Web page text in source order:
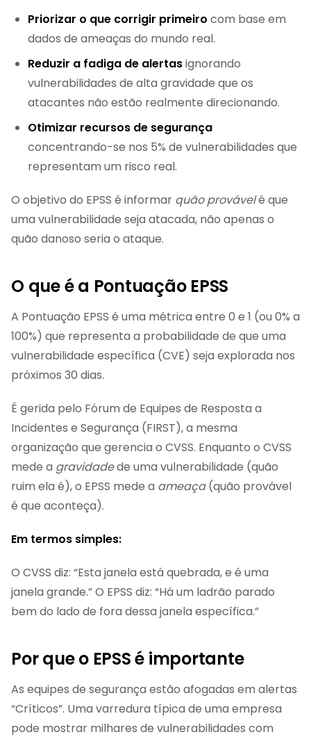
Priorizar o que corrigir primeiro com base em
dados de ameaças do mundo real.
Reduzir a fadiga de alertasignorando
vulnerabilidades de alta gravidade que os
atacantes não estão realmente direcionando.
Otimizar recursos de segurança
concentrando-se nos 5% de vulnerabilidades que
representam um risco real.
O objetivo do EPSS é informar quão provávelé que
uma vulnerabilidade seja atacada, não apenas o
quão danoso seria o ataque.
O que é a Pontuação EPSS
A Pontuação EPSS é uma métrica entre 0 e 1 (ou 0% a
100%) que representa a probabilidade de que uma
vulnerabilidade específica (CVE) seja explorada nos
próximos 30 dias.
É gerida pelo Fórum de Equipes de Resposta a
Incidentes e Segurança (FIRST), a mesma
organização que gerencia o CVSS. Enquanto o CVSS
mede a gravidadede uma vulnerabilidade (quão
ruim ela é), o EPSS mede a ameaça(quão provável
é que aconteça).
Em termos simples:
O CVSS diz: “Esta janela está quebrada, e é uma
janela grande.” O EPSS diz: “Há um ladrão parado
bem do lado de fora dessa janela específica.”
Por que o EPSS é importante
As equipes de segurança estão afogadas em alertas
“Críticos”. Uma varredura típica de uma empresa
pode mostrar milhares de vulnerabilidades com